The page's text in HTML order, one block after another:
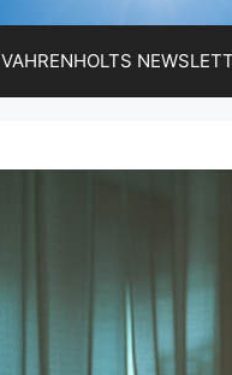
VAHRENHOLTS